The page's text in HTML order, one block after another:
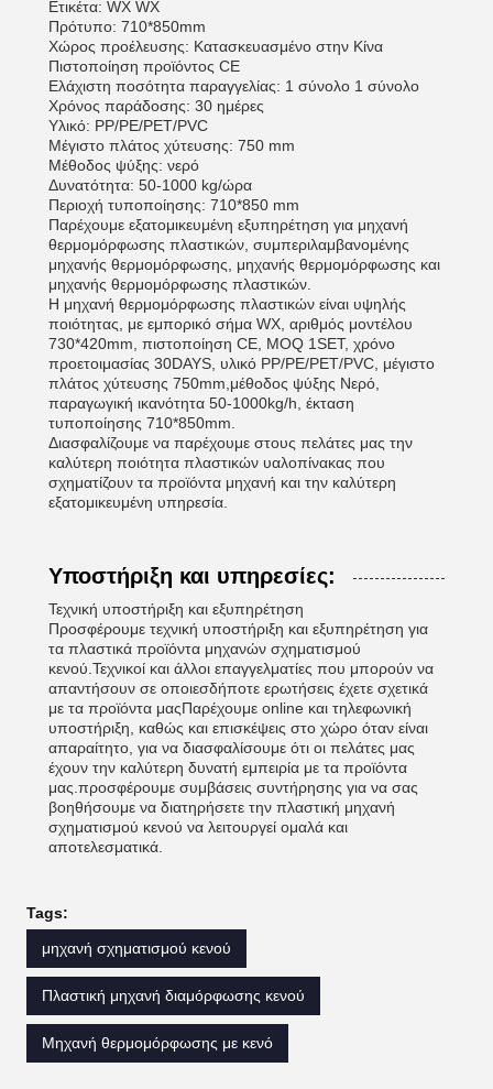
Ετικέτα: WX WX
Πρότυπο: 710*850mm
Χώρος προέλευσης: Κατασκευασμένο στην Κίνα
Πιστοποίηση προϊόντος CE
Ελάχιστη ποσότητα παραγγελίας: 1 σύνολο 1 σύνολο
Χρόνος παράδοσης: 30 ημέρες
Υλικό: PP/PE/PET/PVC
Μέγιστο πλάτος χύτευσης: 750 mm
Μέθοδος ψύξης: νερό
Δυνατότητα: 50-1000 kg/ώρα
Περιοχή τυποποίησης: 710*850 mm
Παρέχουμε εξατομικευμένη εξυπηρέτηση για μηχανή
θερμομόρφωσης πλαστικών, συμπεριλαμβανομένης
μηχανής θερμομόρφωσης, μηχανής θερμομόρφωσης και
μηχανής θερμομόρφωσης πλαστικών.
Η μηχανή θερμομόρφωσης πλαστικών είναι υψηλής
ποιότητας, με εμπορικό σήμα WX, αριθμός μοντέλου
730*420mm, πιστοποίηση CE, MOQ 1SET, χρόνο
προετοιμασίας 30DAYS, υλικό PP/PE/PET/PVC, μέγιστο
πλάτος χύτευσης 750mm,μέθοδος ψύξης Νερό,
παραγωγική ικανότητα 50-1000kg/h, έκταση
τυποποίησης 710*850mm.
Διασφαλίζουμε να παρέχουμε στους πελάτες μας την
καλύτερη ποιότητα πλαστικών υαλοπίνακας που
σχηματίζουν τα προϊόντα μηχανή και την καλύτερη
εξατομικευμένη υπηρεσία.
Υποστήριξη και υπηρεσίες:
Τεχνική υποστήριξη και εξυπηρέτηση
Προσφέρουμε τεχνική υποστήριξη και εξυπηρέτηση για
τα πλαστικά προϊόντα μηχανών σχηματισμού
κενού.Τεχνικοί και άλλοι επαγγελματίες που μπορούν να
απαντήσουν σε οποιεσδήποτε ερωτήσεις έχετε σχετικά
με τα προϊόντα μαςΠαρέχουμε online και τηλεφωνική
υποστήριξη, καθώς και επισκέψεις στο χώρο όταν είναι
απαραίτητο, για να διασφαλίσουμε ότι οι πελάτες μας
έχουν την καλύτερη δυνατή εμπειρία με τα προϊόντα
μας.προσφέρουμε συμβάσεις συντήρησης για να σας
βοηθήσουμε να διατηρήσετε την πλαστική μηχανή
σχηματισμού κενού να λειτουργεί ομαλά και
αποτελεσματικά.
Tags:
μηχανή σχηματισμού κενού
Πλαστική μηχανή διαμόρφωσης κενού
Μηχανή θερμομόρφωσης με κενό